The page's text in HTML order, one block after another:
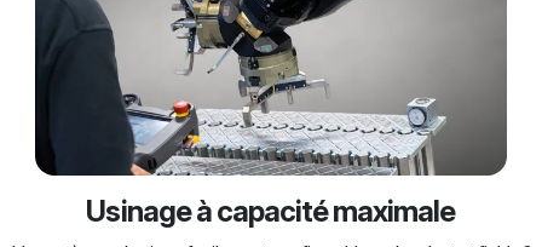
Usinage à capacité maximale